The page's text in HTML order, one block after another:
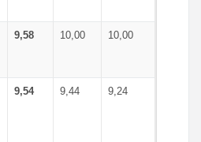
9,58 10,00 10,00
9,54 9,44 9,24